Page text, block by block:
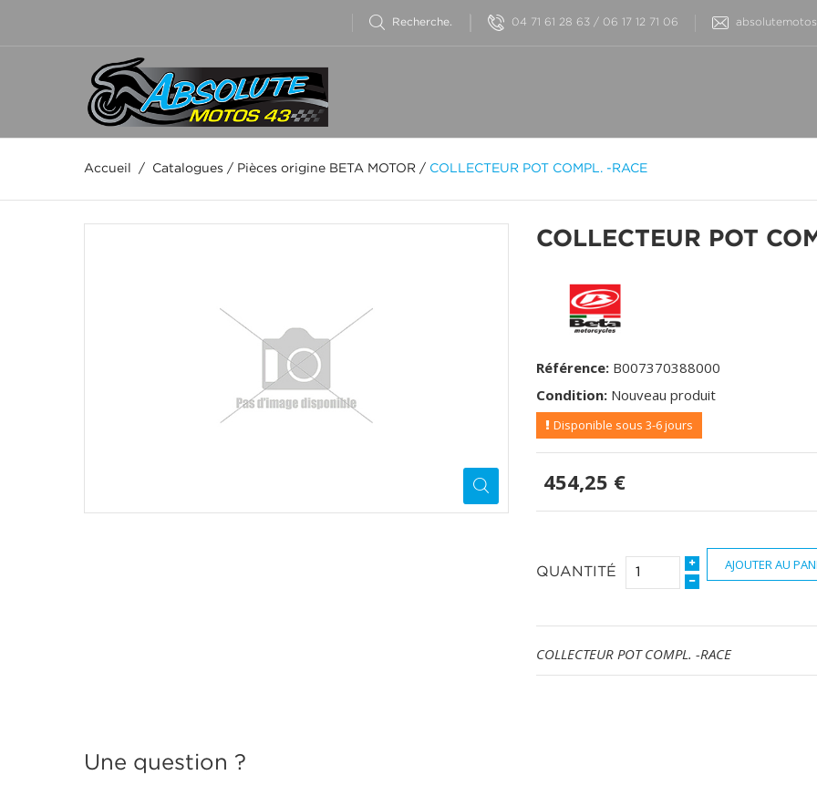
04 71 61 28 63 / 06 17 12 71 06
Accueil / Catalogues / Pièces origine BETA MOTOR / COLLECTEUR POT COMPL. -RACE
COLLECTEUR POT
Référence: B007370388000
Condition: Nouveau produit
Disponible sous 3-6 jours
454,25 €
QUANTITÉ
AJOUTER AU
COLLECTEUR POT COMPL. -RACE
Une question ?